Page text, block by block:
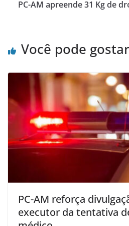
PC-AM apreende 31 Kg de
Você pode
PC-AM reforça
executor da tentativa